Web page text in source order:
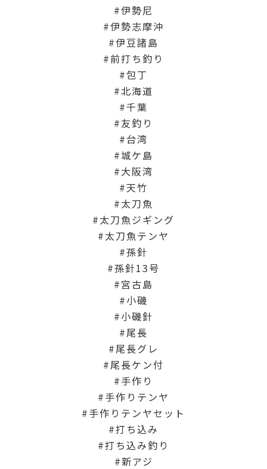
伊勢尼
伊勢志摩沖
伊豆諸島
前打ち釣り
包丁
北海道
千葉
友釣り
台湾
城ケ島
大阪湾
天竹
太刀魚
太刀魚ジギング
太刀魚テンヤ
孫針
孫針13号
宮古島
小磯
小磯針
尾長
尾長グレ
尾長ケン付
手作り
手作りテンヤ
手作りテンヤセット
打ち込み
打ち込み釣り
新アジ